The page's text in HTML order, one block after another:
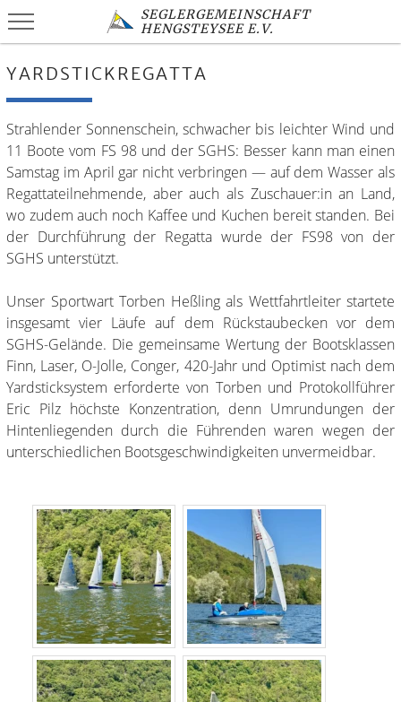
SEGLERGEMEINSCHAFT
HENGSTEYSEE E.V.
YARDSTICKREGATTA
Strahlender Sonnenschein, schwacher bis leichter Wind und
11 Boote vom FS 98 und der SGHS: Besser kann man einen
Samstag im April gar nicht verbringen — auf dem Wasser als
Regattateilnehmende, aber auch als Zuschauer:in an Land,
wo zudem auch noch Kaffee und Kuchen bereit standen. Bei
der Durchführung der Regatta wurde der FS98 von der
SGHS unterstützt.
Unser Sportwart Torben Heßling als Wettfahrtleiter startete
insgesamt vier Läufe auf dem Rückstaubecken vor dem
SGHS-Gelände. Die gemeinsame Wertung der Bootsklassen
Finn, Laser, O-Jolle, Conger, 420-Jahr und Optimist nach dem
Yardsticksystem erforderte von Torben und Protokollführer
Eric Pilz höchste Konzentration, denn Umrundungen der
Hintenliegenden durch die Führenden waren wegen der
unterschiedlichen Bootsgeschwindigkeiten unvermeidbar.